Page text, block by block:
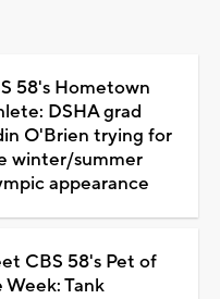
58's Hometown
DSHA grad
O'Brien trying for
winter/summer
appearance
CBS 58's Pet of
Week: Tank